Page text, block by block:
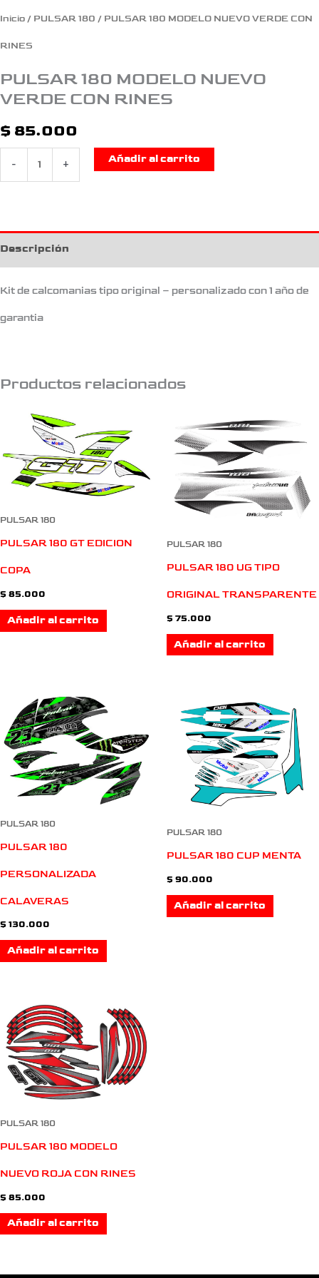
Inicio / PULSAR 180 / PULSAR 180 MODELO NUEVO VERDE CON
RINES
PULSAR 180 MODELO NUEVO
VERDE CON RINES
$ 85.000
- +
Añadir al carrito
Descripción
Kit de calcomanias tipo original – personalizado con 1 año de
garantia
Productos relacionados
PULSAR 180
PULSAR 180 GT EDICION
COPA
$ 85.000
Añadir al carrito
PULSAR 180
PULSAR 180 UG TIPO
ORIGINAL TRANSPARENTE
$ 75.000
Añadir al carrito
PULSAR 180
PULSAR 180
PERSONALIZADA
CALAVERAS
$ 130.000
Añadir al carrito
PULSAR 180
PULSAR 180 CUP MENTA
$ 90.000
Añadir al carrito
PULSAR 180
PULSAR 180 MODELO
NUEVO ROJA CON RINES
$ 85.000
Añadir al carrito